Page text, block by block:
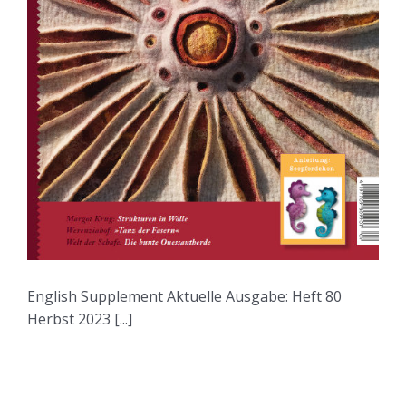
English Supplement Aktuelle Ausgabe: Heft 80
Herbst 2023 [...]